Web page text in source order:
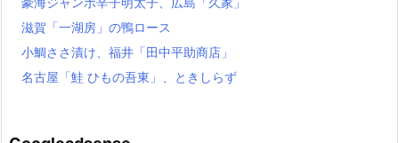
滋賀「一湖房」の鴨ロース
小鯛ささ漬け、福井「田中平助商店」
名古屋「鮭 ひもの吾東」、ときしらず